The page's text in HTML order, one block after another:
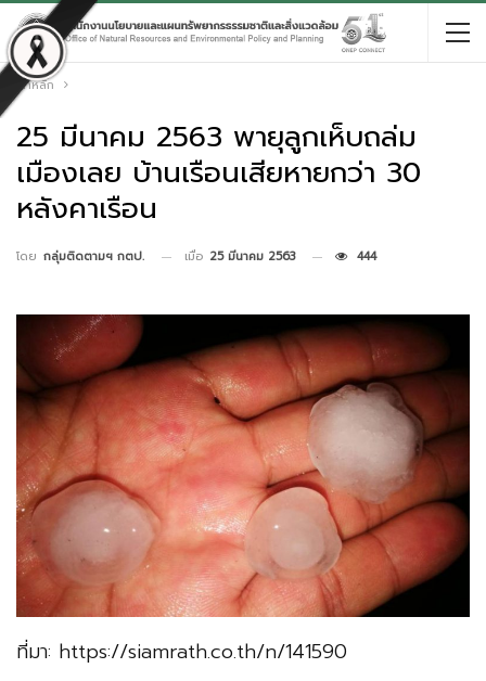
หน้าหลัก
25 มีนาคม 2563 พายุลูกเห็บถล่ม
เมืองเลย บ้านเรือนเสียหายกว่า 30
หลังคาเรือน
โดย กลุ่มติดตามฯ กตป. เมื่อ 25 มีนาคม 2563 444
ที่มา: https://siamrath.co.th/n/141590